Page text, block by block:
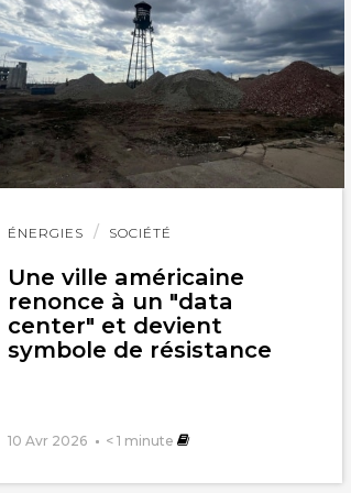
» (et non pas « et de cesser »).
ÉNERGIES SOCIÉTÉ
Une ville américaine
renonce à un "data
center" et devient
symbole de résistance
10 Avr 2026 < 1 minute
Lire